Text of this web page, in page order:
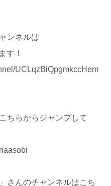
ンネルは
す！
UCLqzBiQpgmkccHem
ちらからジャンプして
さんのチャンネルはこち